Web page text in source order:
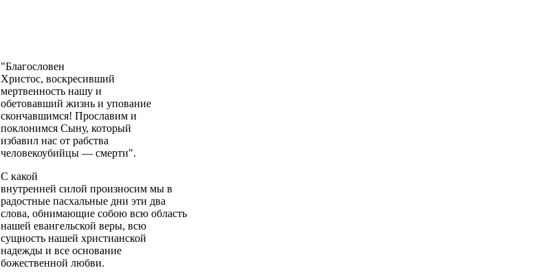
"Благословен
Христос, воскресивший
мертвенность нашу и
обетовавший жизнь и упование
скончавшимся! Прославим и
поклонимся Сыну, который
избавил нас от рабства
человекоубийцы — смерти".
С какой
внутренней силой произносим мы в
радостные пасхальные дни эти два
слова, обнимающие собою всю область
нашей евангельской веры, всю
сущность нашей христианской
надежды и все основание
божественной любви.